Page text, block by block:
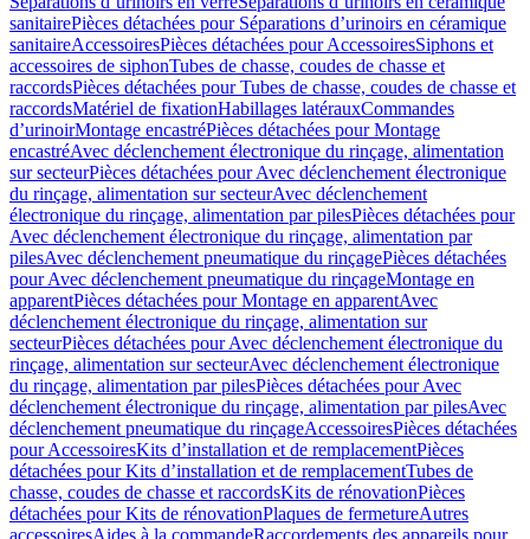
sanitairePièces détachées pour Séparations d’urinoirs en céramique
sanitaireAccessoiresPièces détachées pour AccessoiresSiphons et
accessoires de siphonTubes de chasse, coudes de chasse et
raccordsPièces détachées pour Tubes de chasse, coudes de chasse et
raccordsMatériel de fixationHabillages latérauxCommandes
dʼurinoirMontage encastréPièces détachées pour Montage
encastréAvec déclenchement électronique du rinçage, alimentation
sur secteurPièces détachées pour Avec déclenchement électronique
du rinçage, alimentation sur secteurAvec déclenchement
électronique du rinçage, alimentation par pilesPièces détachées pour
Avec déclenchement électronique du rinçage, alimentation par
pilesAvec déclenchement pneumatique du rinçagePièces détachées
pour Avec déclenchement pneumatique du rinçageMontage en
apparentPièces détachées pour Montage en apparentAvec
déclenchement électronique du rinçage, alimentation sur
secteurPièces détachées pour Avec déclenchement électronique du
rinçage, alimentation sur secteurAvec déclenchement électronique
du rinçage, alimentation par pilesPièces détachées pour Avec
déclenchement électronique du rinçage, alimentation par pilesAvec
déclenchement pneumatique du rinçageAccessoiresPièces détachées
pour AccessoiresKits d’installation et de remplacementPièces
détachées pour Kits d’installation et de remplacementTubes de
chasse, coudes de chasse et raccordsKits de rénovationPièces
détachées pour Kits de rénovationPlaques de fermetureAutres
accessoiresAides à la commandeRaccordements des appareils pour